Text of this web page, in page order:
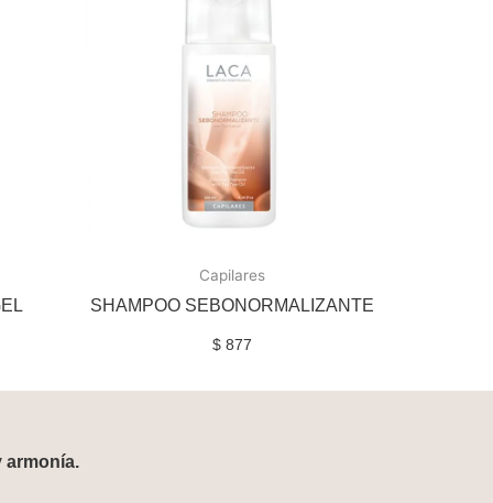
Capilares
SHAMPOO SEBONORMALIZANTE
$ 877
armonía.